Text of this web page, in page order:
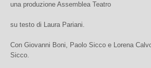
una produzione Assemblea Teatro
su testo di Laura Pariani.
Con Giovanni Boni, Paolo Sicco e Lorena
Sicco.